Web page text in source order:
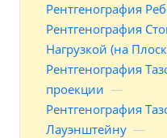
Рентгенография
Рентгенография
Нагрузкой (на
Рентгенография
проекции —
Рентгенография
Лауэнштейну —